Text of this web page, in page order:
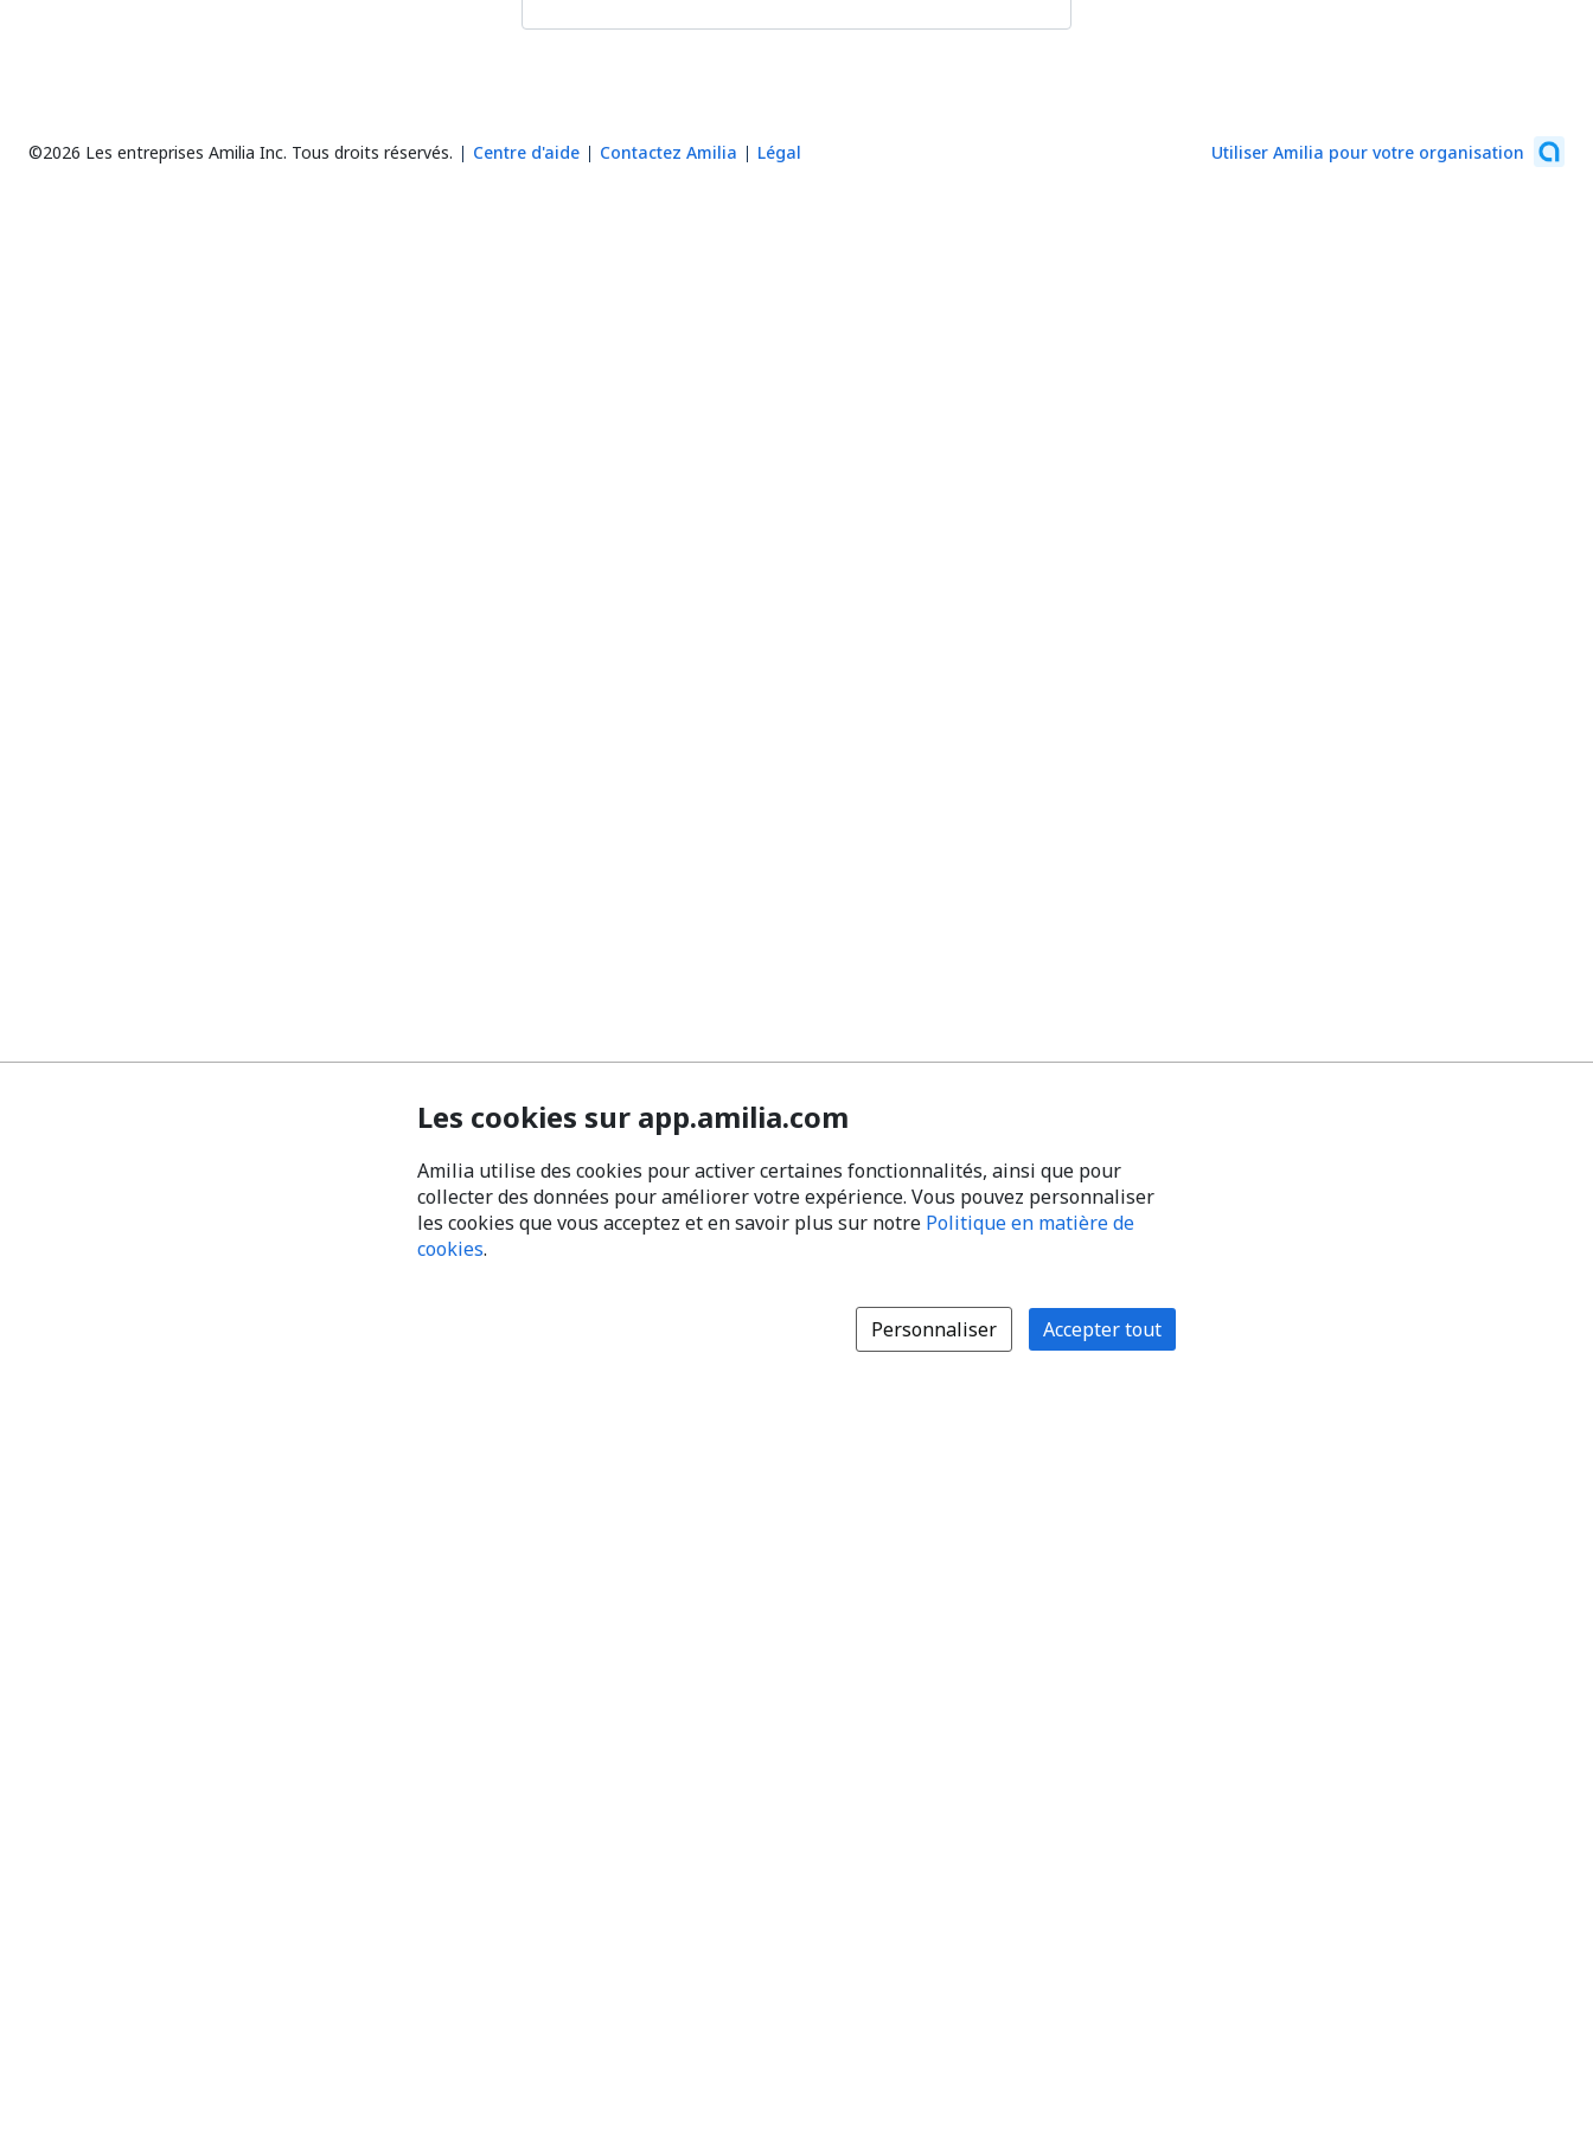
©2026 Les entreprises Amilia Inc. Tous droits réservés. Centre d'aide Contactez Amilia Légal Utiliser Amilia pour votre organisation
Les cookies sur app.amilia.com
Amilia utilise des cookies pour activer certaines fonctionnalités, ainsi que pour
collecter des données pour améliorer votre expérience. Vous pouvez personnaliser
les cookies que vous acceptez et en savoir plus sur notre Politique en matière de
cookies.
Personnaliser Accepter tout